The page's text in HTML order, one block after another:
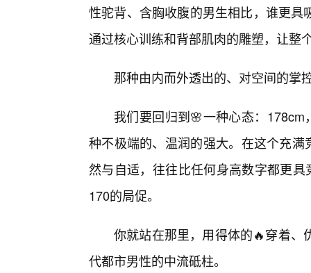
性驼背、含胸收腹的男生相比，谁更
通过核心训练和背部肌肉的雕塑，让整
那种由内而外透出的、对空间的掌
我们要回归到🌸一种心态：178cm
种不极端的、温润的强大。在这个充满
然与自适，往往比任何身高数字都更
170的局促。
你就站在那里，用得体的🔥穿着、
代都市男性的中流砥柱。